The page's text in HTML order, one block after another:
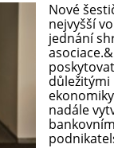
Nové
nejvyšší
jednání
nadále